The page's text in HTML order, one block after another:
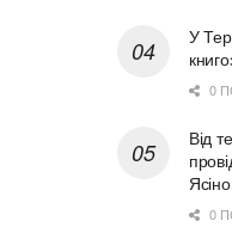
У
0
Від
0